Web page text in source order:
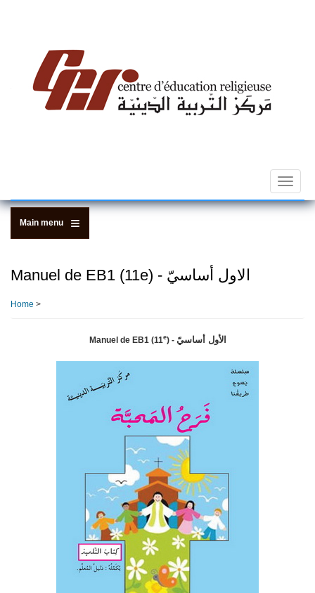
Toggle
Main menu
Manuel de EB1 (11e) - الاول أساسيّ
Home >
Manuel de EB1 (11e) - الأول أساسيّ